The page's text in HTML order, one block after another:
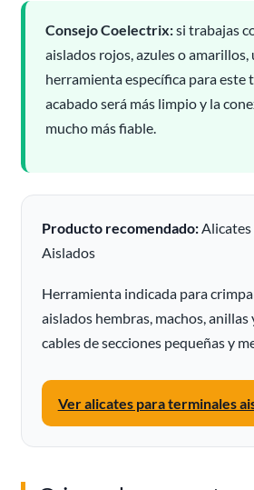
Consejo Coelectrix:si trabajas
aislados rojos, azules o amarillos,
herramienta específica para este
acabado será más limpio y la
mucho más fiable.
Producto recomendado:Alicates
Aislados
Herramienta indicada para
aislados hembras, machos,
cables de secciones pequeñas y
Ver alicates para terminales